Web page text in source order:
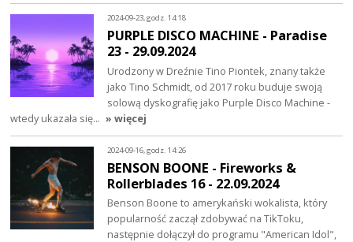
2024-09-23, godz. 14:18
PURPLE DISCO MACHINE - Paradise
23 - 29.09.2024
Urodzony w Dreźnie Tino Piontek, znany także
jako Tino Schmidt, od 2017 roku buduje swoją
solową dyskografię jako Purple Disco Machine -
wtedy ukazała się… » więcej
2024-09-16, godz. 14:26
BENSON BOONE - Fireworks &
Rollerblades 16 - 22.09.2024
Benson Boone to amerykański wokalista, który
popularność zaczął zdobywać na TikToku,
następnie dołączył do programu "American Idol",